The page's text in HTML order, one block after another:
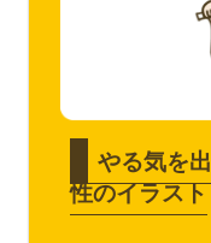
やる気を
性のイラスト